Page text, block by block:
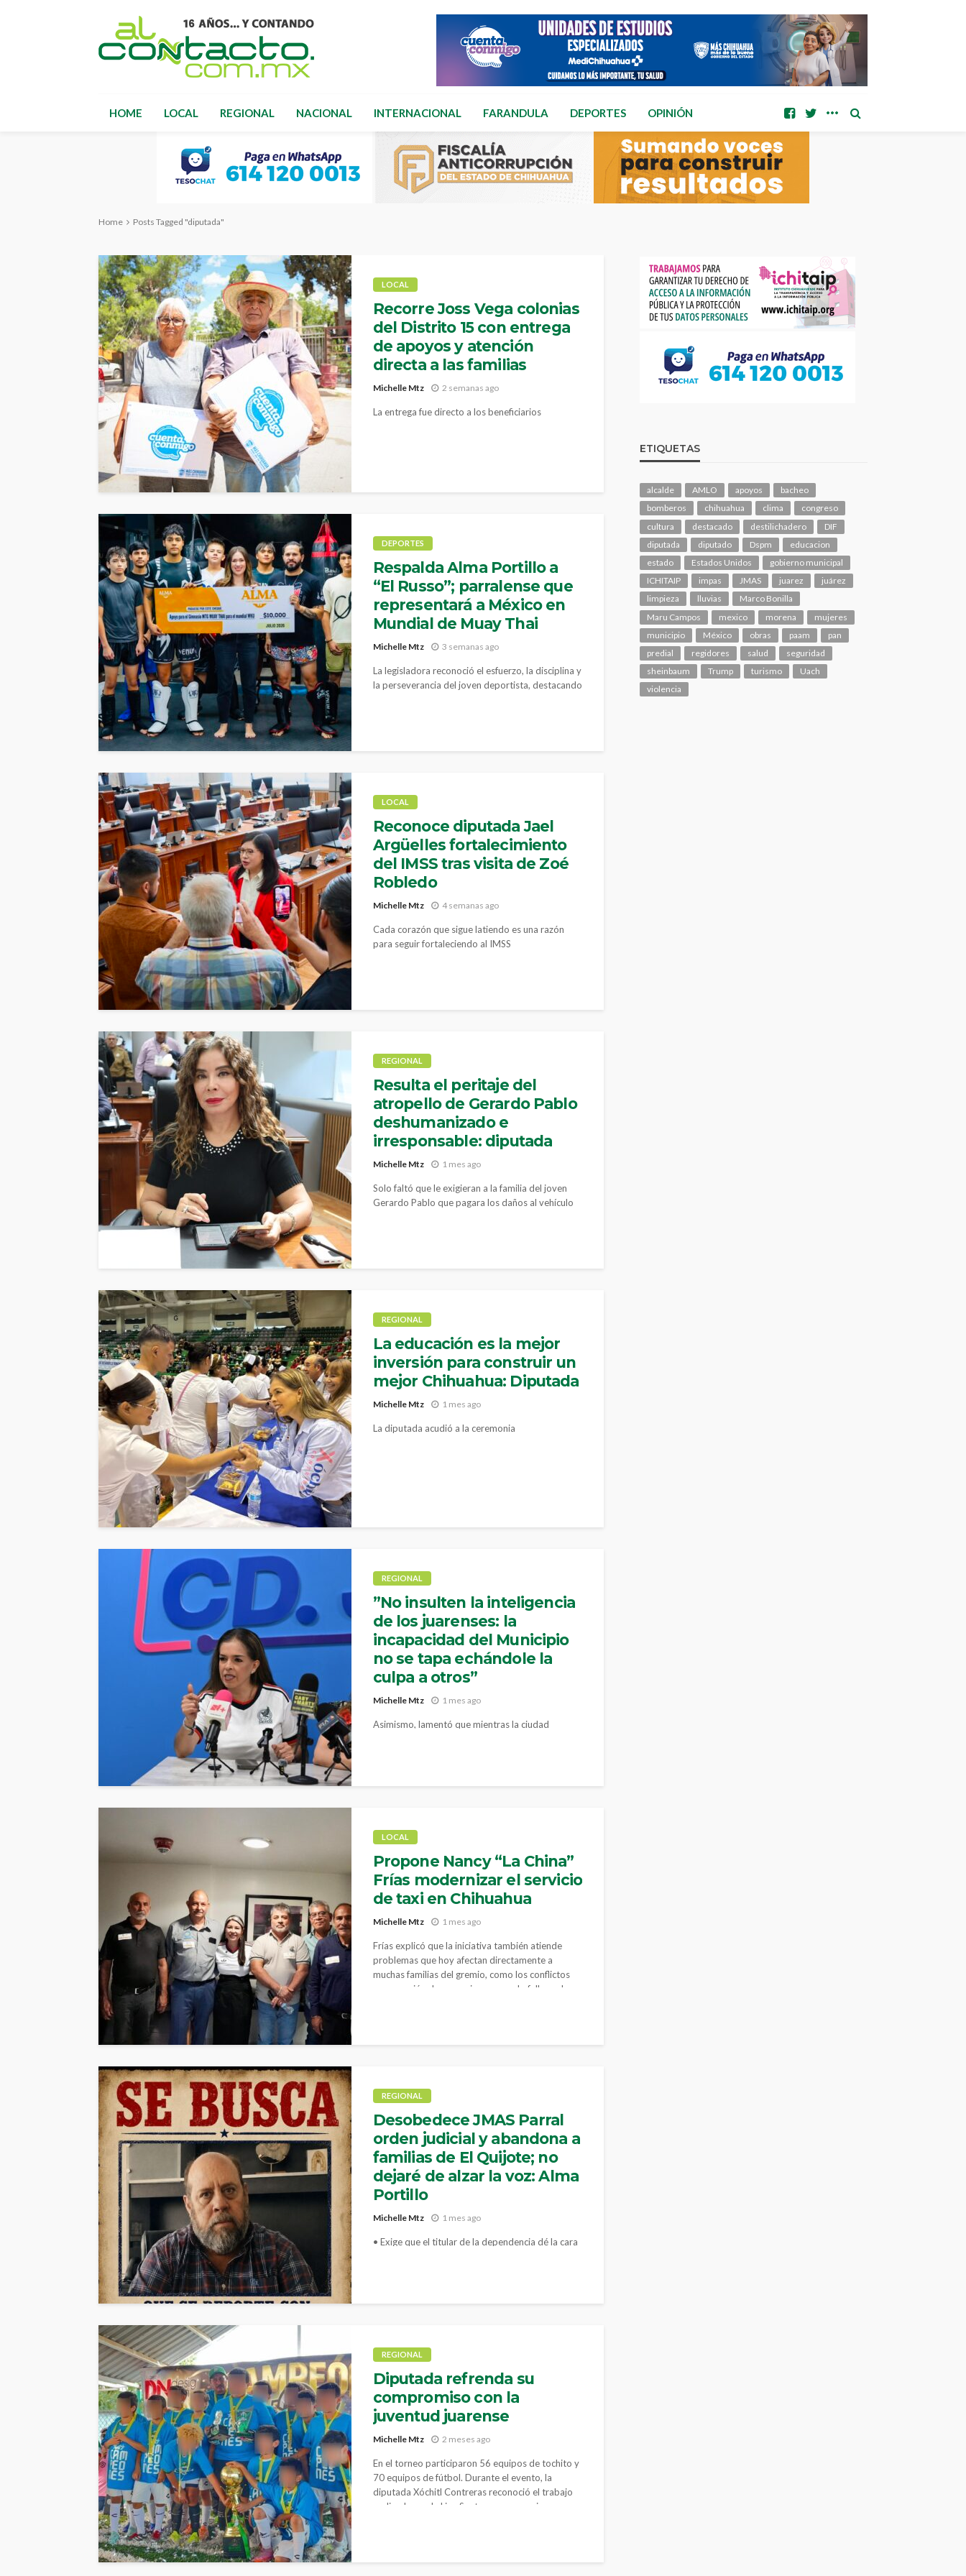
HOME LOCAL REGIONAL NACIONAL INTERNACIONAL FARANDULA DEPORTES OPINIÓN
Home Posts Tagged "diputada"
LOCAL
Recorre Joss Vega colonias
del Distrito 15 con entrega
de apoyos y atención
directa a las familias
Michelle Mtz 2 semanas ago
La entrega fue directo a los beneficiarios
DEPORTES
Respalda Alma Portillo a
“El Russo”; parralense que
representará a México en
Mundial de Muay Thai
Michelle Mtz 3 semanas ago
La legisladora reconoció el esfuerzo, la disciplina y
la perseverancia del joven deportista, destacando
LOCAL
Reconoce diputada Jael
Argüelles fortalecimiento
del IMSS tras visita de Zoé
Robledo
Michelle Mtz 4 semanas ago
Cada corazón que sigue latiendo es una razón
para seguir fortaleciendo al IMSS
REGIONAL
Resulta el peritaje del
atropello de Gerardo Pablo
deshumanizado e
irresponsable: diputada
Michelle Mtz 1 mes ago
Solo faltó que le exigieran a la familia del joven
Gerardo Pablo que pagara los daños al vehículo
REGIONAL
La educación es la mejor
inversión para construir un
mejor Chihuahua: Diputada
Michelle Mtz 1 mes ago
La diputada acudió a la ceremonia
REGIONAL
”No insulten la inteligencia
de los juarenses: la
incapacidad del Municipio
no se tapa echándole la
culpa a otros”
Michelle Mtz 1 mes ago
Asimismo, lamentó que mientras la ciudad
LOCAL
Propone Nancy “La China”
Frías modernizar el servicio
de taxi en Chihuahua
Michelle Mtz 1 mes ago
Frías explicó que la iniciativa también atiende
problemas que hoy afectan directamente a
muchas familias del gremio, como los conflictos
por sucesión de concesiones cuando fallece el
REGIONAL
Desobedece JMAS Parral
orden judicial y abandona a
familias de El Quijote; no
dejaré de alzar la voz: Alma
Portillo
Michelle Mtz 1 mes ago
• Exige que el titular de la dependencia dé la cara
REGIONAL
Diputada refrenda su
compromiso con la
juventud juarense
Michelle Mtz 2 meses ago
En el torneo participaron 56 equipos de tochito y
70 equipos de fútbol. Durante el evento, la
diputada Xóchitl Contreras reconoció el trabajo
realizado por la Liga Santos para organizar
ETIQUETAS
alcalde AMLO apoyos
bacheo
bomberos
chihuahua clima
congreso
cultura
destacado destilichadero
DIF
diputada
diputado Dspm
educacion
estado
Estados Unidos
gobierno municipal
ICHITAIP
impas JMAS juarez
juárez
limpieza
lluvias
Marco Bonilla
Maru Campos
mexico morena
mujeres
municipio
México obras paam
pan
predial
regidores salud
seguridad
sheinbaum
Trump turismo
Uach
violencia